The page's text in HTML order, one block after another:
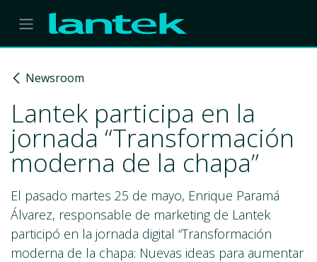
Skip to Content
Newsroom
Lantek participa en la
jornada “Transformación
moderna de la chapa”
El pasado martes 25 de mayo, Enrique Paramá
Álvarez, responsable de marketing de Lantek
participó en la jornada digital “Transformación
moderna de la chapa: Nuevas ideas para aumentar